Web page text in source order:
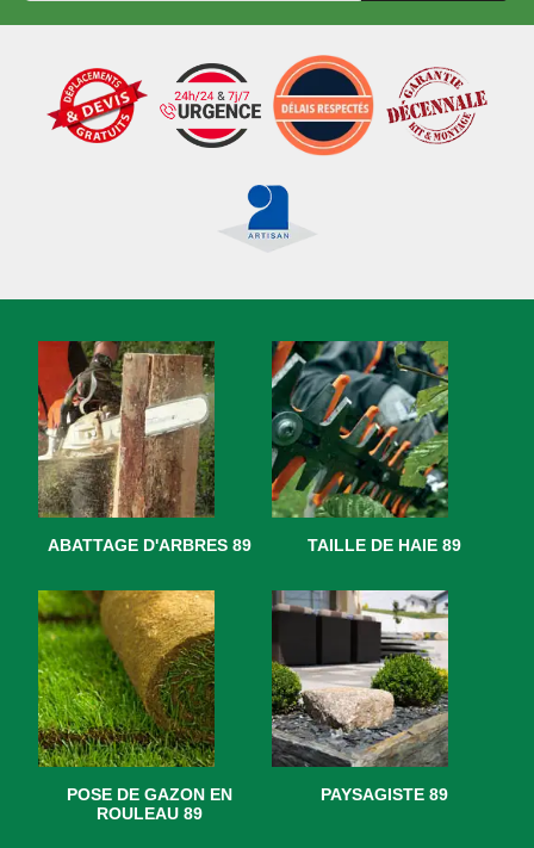
ABATTAGE D'ARBRES 89 TAILLE DE HAIE 89
POSE DE GAZON EN
ROULEAU 89
PAYSAGISTE 89